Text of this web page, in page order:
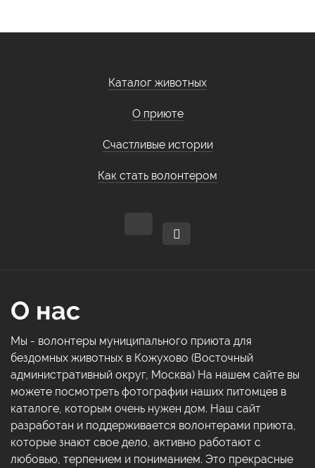
Каталог животных
О приюте
Счастливые истории
Как стать волонтером
О нас
Мы - волонтеры муниципального приюта для
бездомных животных в Кожухово (Восточный
административный округ, Москва) На нашем сайте вы
можете посмотреть фотографии наших питомцев в
каталоге, которым очень нужен дом. Наш сайт
разработан и поддерживается волонтерами приюта,
которые знают свое дело, активно работают с
любовью, терпением и пониманием. Это прекрасные